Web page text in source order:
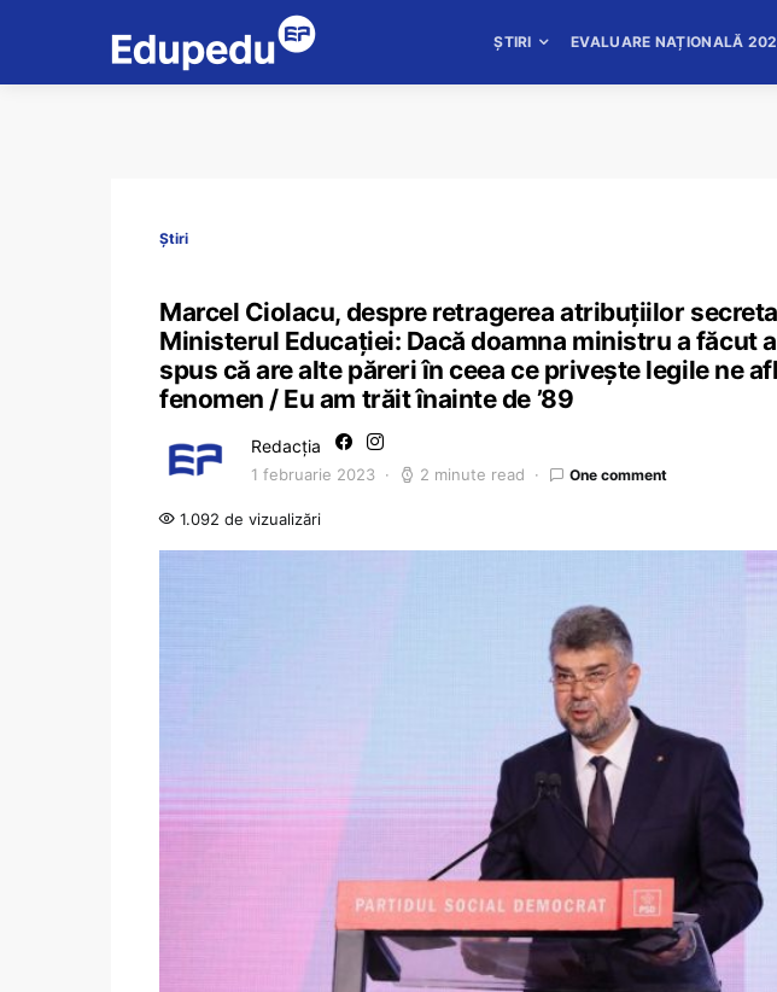
ȘTIRI EVALUARE NAȚIONALĂ
Știri
Marcel Ciolacu, despre retragerea atribuțiilor
Ministerul Educației: Dacă doamna ministru a făcut
spus că are alte păreri în ceea ce priveşte legile ne
fenomen / Eu am trăit înainte de ’89
Redacția
1 februarie 2023 2 minute read One comment
1.092 de vizualizări